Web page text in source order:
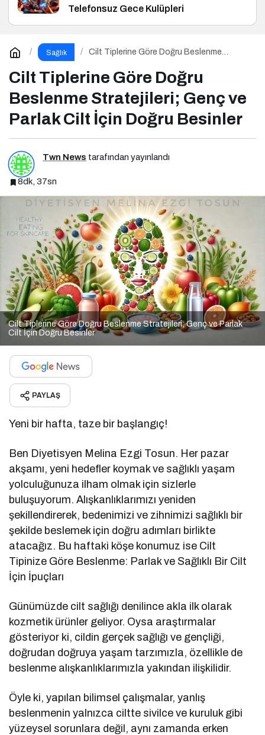
Telefonsuz Gece Kulüpleri
Sağlık
Cilt Tiplerine Göre Doğru Beslenme
Besinler
Cilt Tiplerine Göre Doğru
Beslenme Stratejileri; Genç ve
Parlak Cilt İçin Doğru Besinler
Twn News tarafından yayınlandı
8dk, 37sn
Cilt Tiplerine Göre Doğru Beslenme Stratejileri; Genç ve Parlak
Cilt İçin Doğru Besinler
PAYLAŞ
Yeni bir hafta, taze bir başlangıç!
Ben Diyetisyen Melina Ezgi Tosun. Her pazar
akşamı, yeni hedefler koymak ve sağlıklı yaşam
yolculuğunuza ilham olmak için sizlerle
buluşuyorum. Alışkanlıklarımızı yeniden
şekillendirerek, bedenimizi ve zihnimizi sağlıklı bir
şekilde beslemek için doğru adımları birlikte
atacağız. Bu haftaki köşe konumuz ise Cilt
Tipinize Göre Beslenme: Parlak ve Sağlıklı Bir Cilt
İçin İpuçları
Günümüzde cilt sağlığı denilince akla ilk olarak
kozmetik ürünler geliyor. Oysa araştırmalar
gösteriyor ki, cildin gerçek sağlığı ve gençliği,
doğrudan doğruya yaşam tarzımızla, özellikle de
beslenme alışkanlıklarımızla yakından ilişkilidir.
Öyle ki, yapılan bilimsel çalışmalar, yanlış
beslenmenin yalnızca ciltte sivilce ve kuruluk gibi
yüzeysel sorunlara değil, aynı zamanda erken